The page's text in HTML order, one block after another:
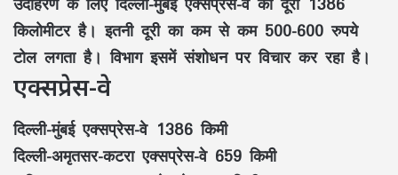
किलोमीटर है। इतनी दूरी का कम से कम 500-600 रुपये
टोल लगता है। विभाग इसमें संशोधन पर विचार कर रहा है।
एक्सप्रेस-वे
दिल्ली-मुंबई एक्सप्रेस-वे 1386 किमी
दिल्ली-अमृतसर-कटरा एक्सप्रेस-वे 659 किमी